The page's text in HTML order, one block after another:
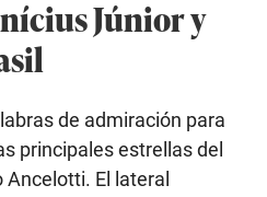
Júnior y
de admiración para
principales estrellas del
El lateral